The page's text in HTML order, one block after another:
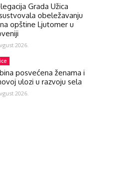
Grada Užica
obeležavanju
opštine Ljutomer u
2026.
posvećena ženama i
ulozi u razvoju sela
2026.